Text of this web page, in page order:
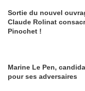
Sortie du nouvel
Claude Rolinat
Pinochet !
Marine Le Pen,
pour ses adversaires